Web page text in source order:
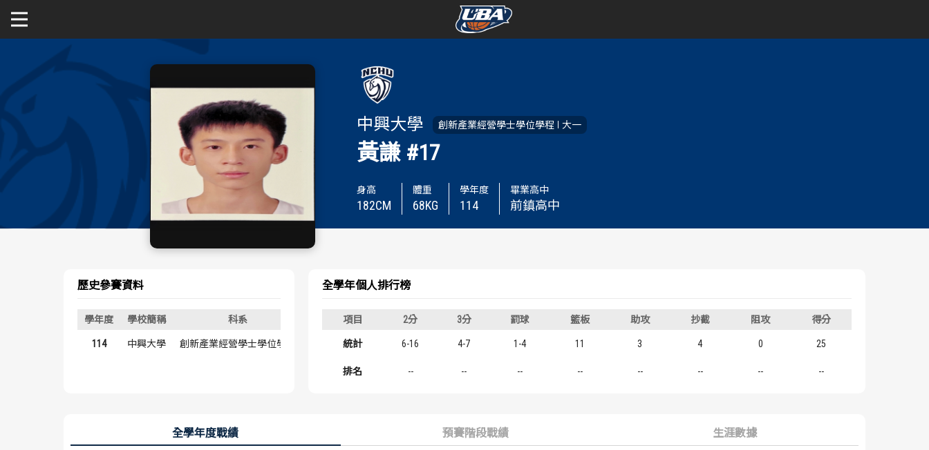
賽程表
球隊資訊
歷屆冠軍
賽程表
球隊資訊
歷屆冠軍
中興大學 創新產業經營學士學位學程 大一
黃謙 #17
身高
182CM
體重
68KG
學年度
114
畢業高中
前鎮高中
歷史參賽資料
學年度 學校簡稱 科系 年級
114 中興大學 創新產業經營學士學位學程 大一
全學年個人排行榜
項目 2分 3分 罰球 籃板 助攻 抄截 阻攻 得分
統計 6-16 4-7 1-4 11 3 4 0 25
排名 -- -- -- -- -- -- -- --
全學年度戰績 預賽階段戰績 生涯數據